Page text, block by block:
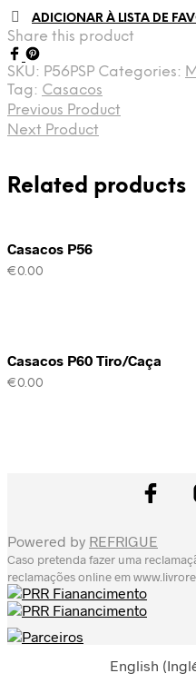
ADICIONAR À LISTA DE
Share this product
SKU: P56PSP Categories:
Tag: Casacos
Previous Product
Next Product
Related products
Casacos P56
€0.00
Casacos P60 Tiro/Caça
€0.00
Powered by REFRIGUE
Caso pretenda fazer uma
reclamações online em
English (